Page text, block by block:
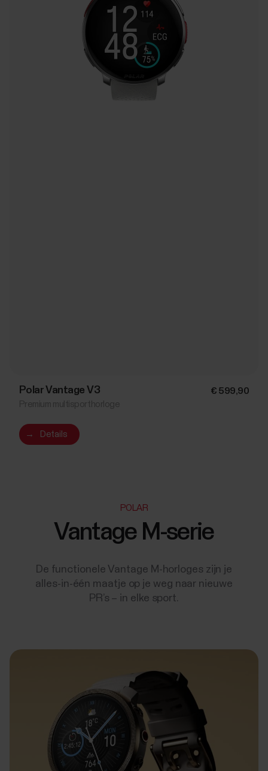
Polar Vantage V3 € 599,90
→ Details
POLAR
Vantage M-serie
De functionele Vantage M-horloges zijn je
alles-in-één maatje op je weg naar nieuwe
PR’s – in elke sport.